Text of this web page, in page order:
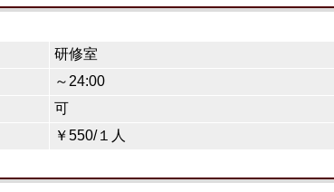
研修室
～24:00
可
￥550/１人